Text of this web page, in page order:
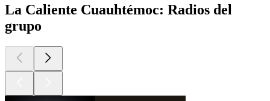
La Caliente Cuauhtémoc: Radios del
grupo